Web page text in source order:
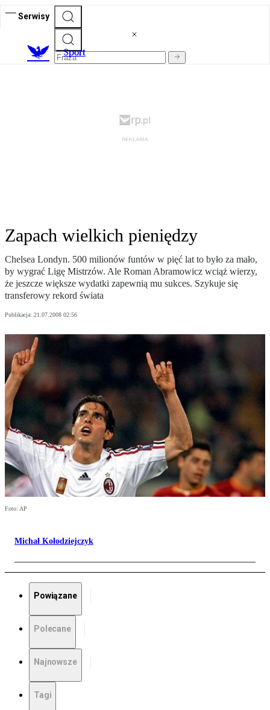
Serwisy
Sport
Zapach wielkich pieniędzy
Chelsea Londyn. 500 milionów funtów w pięć lat to było za mało,
by wygrać Ligę Mistrzów. Ale Roman Abramowicz wciąż wierzy,
że jeszcze większe wydatki zapewnią mu sukces. Szykuje się
transferowy rekord świata
Publikacja: 21.07.2008 02:56
Foto: AP
Michał Kołodziejczyk
Powiązane
Polecane
Najnowsze
Tagi